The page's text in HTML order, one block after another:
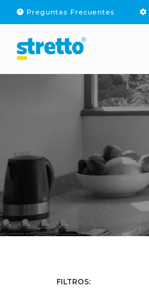
Preguntas Frecuentes
FILTROS: